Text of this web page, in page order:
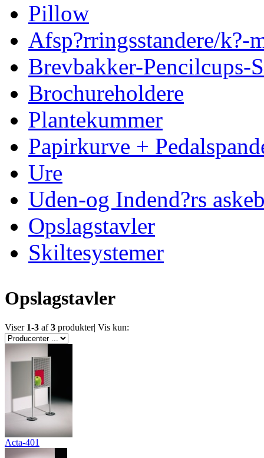
Pillow
Afsp?rringsstandere/k?-
Brevbakker-Pencilcups-
Brochureholdere
Plantekummer
Papirkurve +
Ure
Uden-og Indend?rs
Opslagstavler
Skiltesystemer
Opslagstavler
Viser 1-3 af3 produkter| Vis kun:
Acta-401